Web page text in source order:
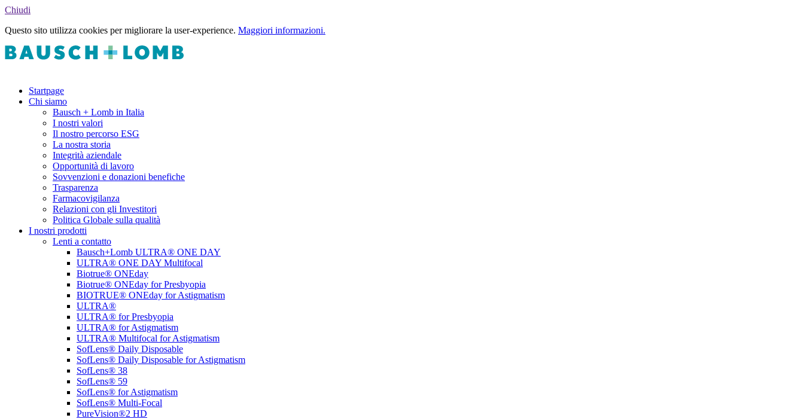
Chiudi
Questo sito utilizza cookies per migliorare la user-experience. Maggiori informazioni.
Startpage
Chi siamo
Bausch + Lomb in Italia
I nostri valori
Il nostro percorso ESG
La nostra storia
Integrità aziendale
Opportunità di lavoro
Sovvenzioni e donazioni benefiche
Trasparenza
Farmacovigilanza
Relazioni con gli Investitori
Politica Globale sulla qualità
I nostri prodotti
Lenti a contatto
Bausch+Lomb ULTRA® ONE DAY
ULTRA® ONE DAY Multifocal
Biotrue® ONEday
Biotrue® ONEday for Presbyopia
BIOTRUE® ONEday for Astigmatism
ULTRA®
ULTRA® for Presbyopia
ULTRA® for Astigmatism
ULTRA® Multifocal for Astigmatism
SofLens® Daily Disposable
SofLens® Daily Disposable for Astigmatism
SofLens® 38
SofLens® 59
SofLens® for Astigmatism
SofLens® Multi-Focal
PureVision®2 HD